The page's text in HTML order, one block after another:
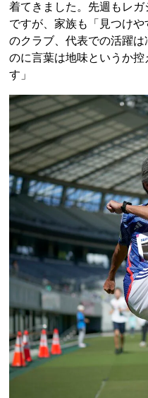
着てきました。先週もレ
ですが、家族も「見つけ
のクラブ、代表での活躍
のに言葉は地味というか
す」